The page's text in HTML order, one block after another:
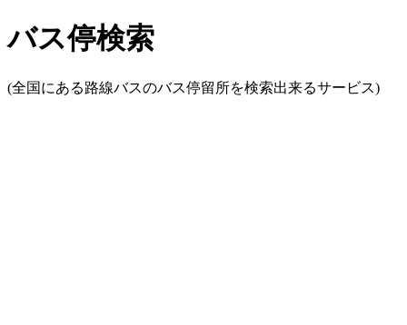
バス停検索
(全国にある路線バスのバス停留所を検索出来るサービス)